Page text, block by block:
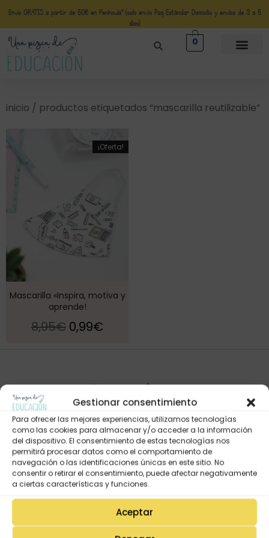
Gestionar consentimiento
Para ofrecer las mejores experiencias, utilizamos tecnologías
como las cookies para almacenar y/o acceder a la información
del dispositivo. El consentimiento de estas tecnologías nos
permitirá procesar datos como el comportamiento de
navegación o las identificaciones únicas en este sitio. No
consentir o retirar el consentimiento, puede afectar negativamente
a ciertas características y funciones.
Aceptar
Envío GRATIS a partir de 50€ en Península* (solo envio Paq Estándar Domicilio y envíos de 3 a 5
días)
0
inicio / productos etiquetados “mascarilla reutilizable”
¡Oferta!
Mascarilla «Inspira, motiva y
aprende!
8,95€ 0,99€
Mi Cuenta
Lista de deseos
Mi Perfil
Descargas